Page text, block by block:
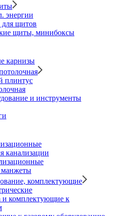
энергии
для щитов
щиты, минибоксы
карнизы
плинтус
и инструменты
канализации
комплектующие
и комплектующие к